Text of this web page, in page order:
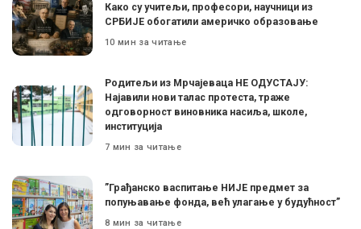
Како су учитељи, професори, научници из
СРБИЈЕ обогатили америчко образовање
10 мин за читање
Родитељи из Мрчајеваца НЕ ОДУСТАЈУ:
Најавили нови талас протеста, траже
одговорност виновника насиља, школе,
институција
7 мин за читање
”Грађанско васпитање НИЈЕ предмет за
попуњавање фонда, већ улагање у будућност”
8 мин за читање